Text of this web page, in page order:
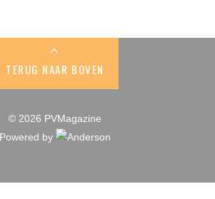
TERUG NAAR BOVEN
© 2026 PVMagazine
Powered by